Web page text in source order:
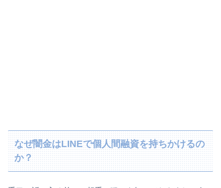
なぜ闇金はLINEで個人間融資を持ちかけるの
か？